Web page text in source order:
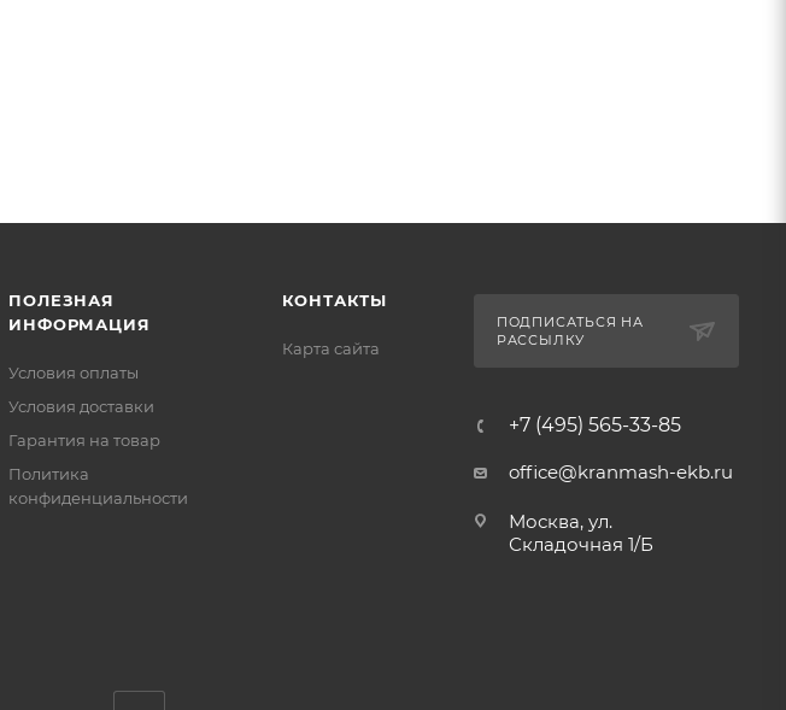
ПОЛЕЗНАЯ
ИНФОРМАЦИЯ
Условия оплаты
Условия доставки
Гарантия на товар
Политика
конфиденциальности
КОНТАКТЫ
Карта сайта
ПОДПИСАТЬСЯ НА
РАССЫЛКУ
+7 (495) 565-33-85
office@kranmash-ekb.ru
Москва, ул.
Складочная 1/Б